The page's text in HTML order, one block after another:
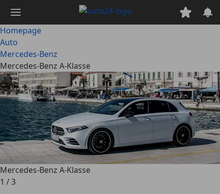
naar
hoofdinhoud
Homepage
Auto
Mercedes-Benz
Mercedes-Benz A-Klasse
Mercedes-Benz A-Klasse
1 /3